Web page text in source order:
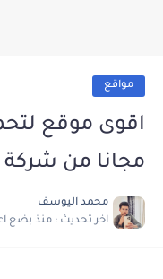
مواقع
اقوى موقع
مجانا من
محمد اليوسف
اخر تحديث : منذ بضع